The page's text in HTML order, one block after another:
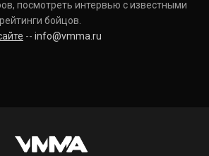
0)
посмотреть интервью с известными
бойцов.
-- info@vmma.ru